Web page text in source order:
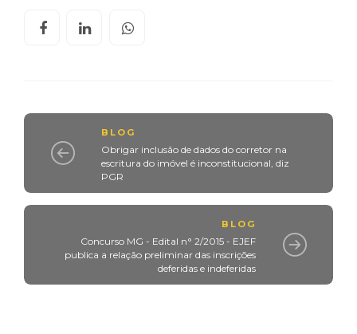
BLOG
Obrigar inclusão de dados do corretor na
escritura do imóvel é inconstitucional, diz
PGR
BLOG
Concurso MG - Edital n° 2/2015 - EJEF
publica a relação preliminar das inscrições
deferidas e indeferidas